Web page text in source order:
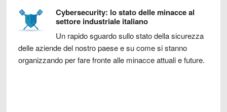
Cybersecurity: lo stato delle minacce al
settore industriale italiano
Un rapido sguardo sullo stato della sicurezza
delle aziende del nostro paese e su come si stanno
organizzando per fare fronte alle minacce attuali e future.